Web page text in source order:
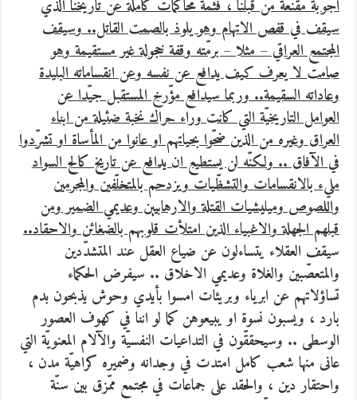
اجوبة مقنعة من قبلنا ، فثمّة محاكمات كاملة عن تاريخنا الذي
سيقف في قفص الاتهام وهو يلوذ بالصمت القاتل.. وسيقف
المجتمع العراقي – مثلا – برمّته وقفة خجولة غير مستقيمة وهو
صامت لا يعرف كيف يدافع عن نفسه وعن انقساماته البليدة
وعاداته السقيمة.. وربما سيدافع مؤّرخ المستقبل جيّدا عن
العوامل التاريخيّة التي كانت وراء حراك نخبة ضئيلة من ابناء
العراق وغيره من الذين ضحّوا بحياتهم او عانوا من المأساة او تشرّدوا
في الآفاق .. ولكنّه لن يستطيع ان يدافع عن تاريخ كالح السواد
مليء بالانقسامات والتشظّيات ويزدحم بالمتخلّفين والمجرمين
واللصوص وميليشيات القتلة والارهابيين وعديمي الضمير ومن
قبلهم الجهلة والاغبياء الذين امتلأت قلوبهم بالضغائن والاحقاد..
سيقف العقلاء يتساءلون عن ضياع العقل عند المتشدّدين
والمتعصّبين والغلاة وعديمي الاخلاق .. سيفرض الحكماء
تساؤلاتهم عن ابرياء وبريئات امسوا بأيدي وحوش يذبحون بدم
بارد ، ويسبون نسوة او يبيعوهن كما لو اننا في كهوف العصور
الوسطى .. وسيحققّون في التداعيات النفسيّة والآلام المعنويّة التي
عانى منها شعب كامل امتدت في وجدانه وضميره كراهيّة مدن ،
واحتقار دين ، والحقد على جماعات في مجتمع ممّزق بين سنّة